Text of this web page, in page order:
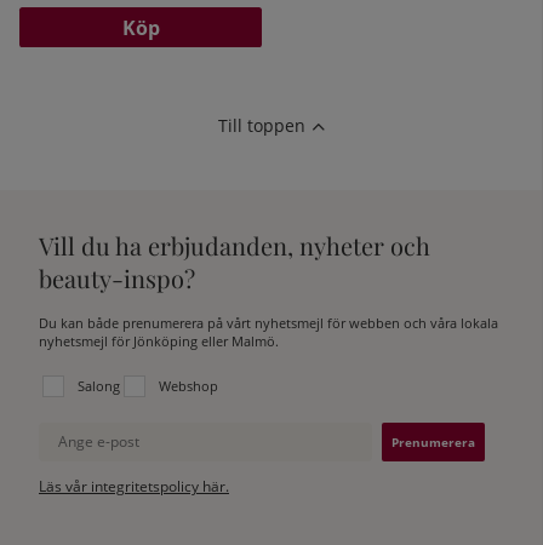
Köp
Till toppen
Vill du ha erbjudanden, nyheter och
beauty-inspo?
Du kan både prenumerera på vårt nyhetsmejl för webben och våra lokala
nyhetsmejl för Jönköping eller Malmö.
Välj vilken lista du vill prenumerera på:
Salong Webshop
Ange e-post
Läs vår integritetspolicy här.